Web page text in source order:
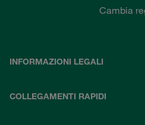
Cambia
INFORMAZIONI LEGALI
COLLEGAMENTI RAPIDI